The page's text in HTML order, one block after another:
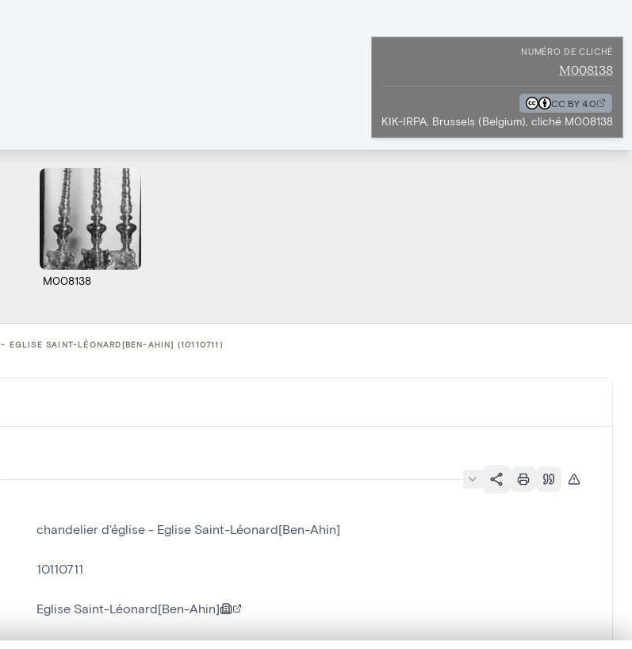
NUMÉRO DE CLICHÉ
M008138
CC BY 4.0
KIK-IRPA, Brussels (Belgium), cliché M008138
M008138
EGLISE SAINT-LÉONARD[BEN-AHIN] (10110711)
chandelier d'église - Eglise Saint-Léonard[Ben-Ahin]
10110711
Eglise Saint-Léonard[Ben-Ahin]